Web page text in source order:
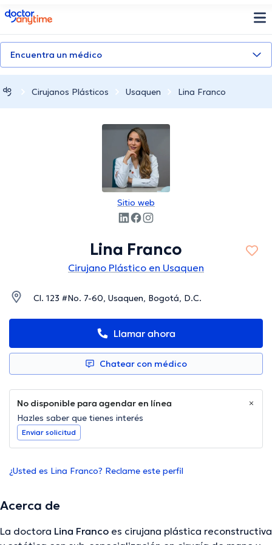
doctoranytime
Encuentra un médico
Cirujanos Plásticos Usaquen Lina Franco
Sitio web
Lina Franco
Cirujano Plástico en Usaquen
Cl. 123 #No. 7-60, Usaquen, Bogotá, D.C.
Llamar ahora
Chatear con médico
No disponible para agendar en línea
Hazles saber que tienes interés
Enviar solicitud
¿Usted es Lina Franco? Reclame este perfil
Acerca de
La doctora Lina Franco es cirujana plástica reconstructiva